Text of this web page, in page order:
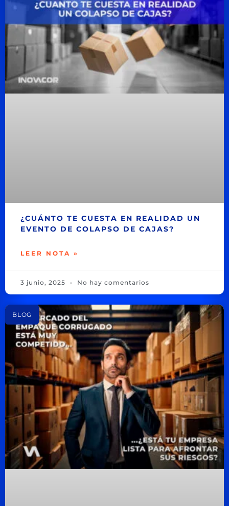
¿CUÁNTO TE CUESTA EN REALIDAD UN
EVENTO DE COLAPSO DE CAJAS?
LEER NOTA »
3 junio, 2025 No hay comentarios
BLOG